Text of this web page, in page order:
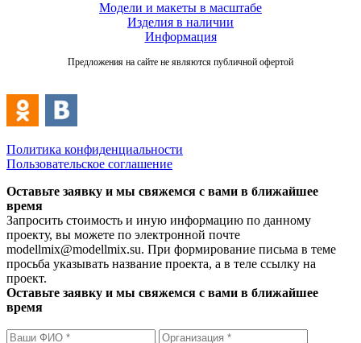
Модели и макеты в масштабе
Изделия в наличии
Информация
Предложения на сайте не являются публичной офертой
Политика конфиденциальности
Пользовательское соглашение
Оставьте заявку и мы свяжемся с вами в ближайшее
время
Запросить стоимость и иную информацию по данному
проекту, вы можете по электронной почте
modellmix@modellmix.su. При формирование письма в теме
просьба указывать название проекта, а в теле ссылку на
проект.
Оставьте заявку и мы свяжемся с вами в ближайшее
время